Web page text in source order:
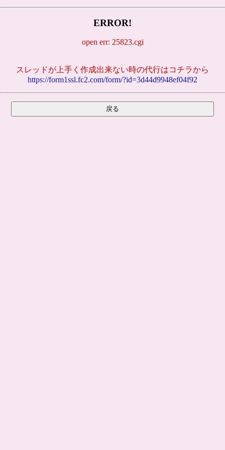
ERROR!
open err: 25823.cgi
スレッドが上手く作成出来ない時の代行はコチラから
https://form1ssl.fc2.com/form/?id=3d44d9948ef04f92